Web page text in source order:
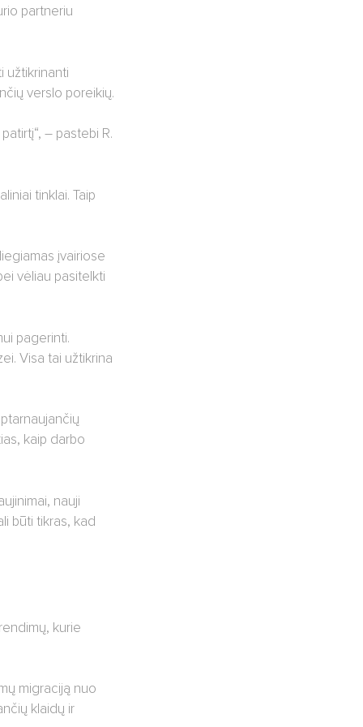
partneriu
užtikrinanti
verslo poreikių.
– pastebi R.
tinklai. Taip
įvairiose
vėliau pasitelkti
pagerinti.
Visa tai užtikrina
kaip darbo
nauji
būti tikras, kad
kurie
migraciją nuo
klaidų ir